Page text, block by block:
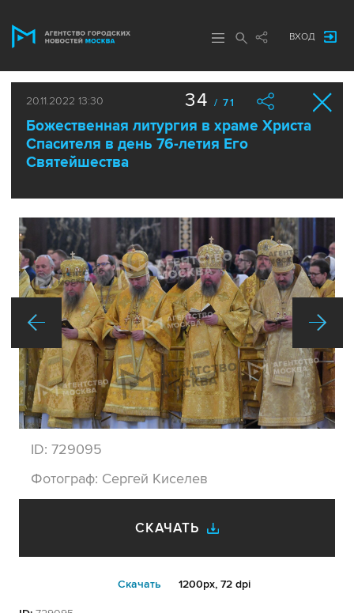
ВХОД
20.11.2022 13:30
Божественная литургия в храме Христа
Спасителя в день 76-летия Его
Святейшества
34 / 71
ID: 729095
Фотограф: Сергей Киселев
СКАЧАТЬ
Cкачать 1200px, 72 dpi